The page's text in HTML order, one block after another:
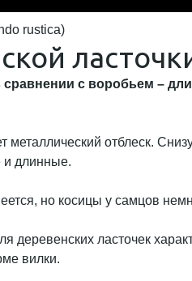
rustica)
с воробьем –
металлический отблеск.
и длинные.
но косицы у самцов